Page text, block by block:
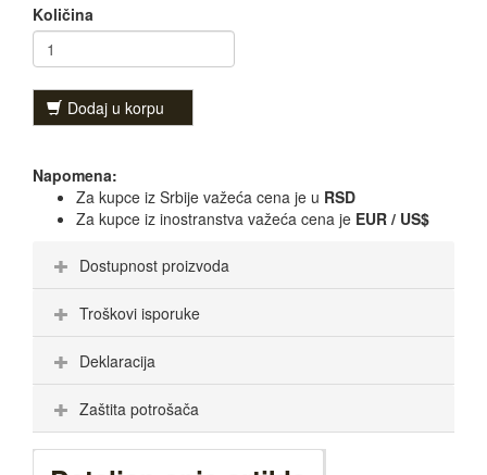
Količina
Dodaj u korpu
Napomena:
Za kupce iz Srbije važeća cena je u RSD
Za kupce iz inostranstva važeća cena je EUR / US$
Dostupnost proizvoda
Troškovi isporuke
Deklaracija
Zaštita potrošača